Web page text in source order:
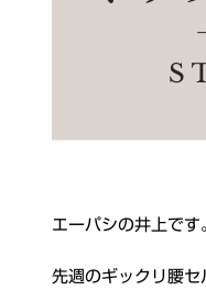
エーパシの井上です
先週のギックリ腰セ